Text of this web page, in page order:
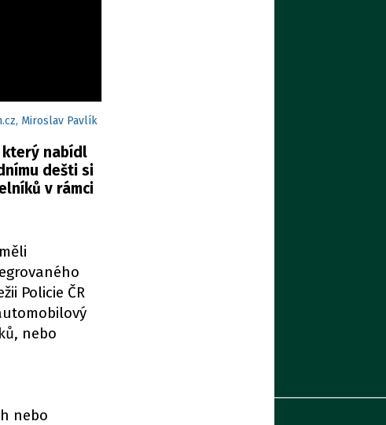
Miroslav Pavlík
který nabídl
dešti si
v rámci
Policie ČR
nebo
nebo